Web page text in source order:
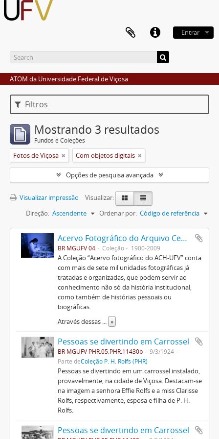
Entrar
ATOM da Universidade Federal de Viçosa
Filtros
Mostrando 3 resultados
Fundos e Coleções
Fotos de Viçosa Com objetos digitais
Opções de pesquisa avançada
Visualizar impressão
Visualizar:
Ordenar por: Código de referência
Direção: Ascendente
Acervo Fotográfico do Arquivo Central Histórico da UFV
BR MGUFV 04 Coleção 1900-2009
A Coleção “Acervo fotográfico do ACH-UFV” conta
com mais de sete mil unidades fotográficas já
tratadas e organizadas, que podem servir ao
conhecimento não só da história institucional,
como também de histórias pessoais ou
biográficas.
Através dessas
»
Pessoas se divertindo em Carrossel
BR MGUFV PHR.05.PHR.11430b
9/3/1924
Parte deColeção P. H. Rolfs (PHR)
Pessoas se divertindo em um carrossel instalado,
provavelmente, na cidade de Viçosa. Destacam-se
na imagem a senhora Effie Rolfs e a miss Clarisse
Rolfs, respectivamente, esposa e filha de P. H.
Rolfs.
Pessoas se divertindo em Carrossel